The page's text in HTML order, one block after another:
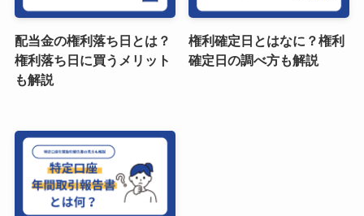
配当金の権利落ち日とは？
権利落ち日に買うメリット
も解説
権利確定日とはなに？権利
確定日の調べ方も解説